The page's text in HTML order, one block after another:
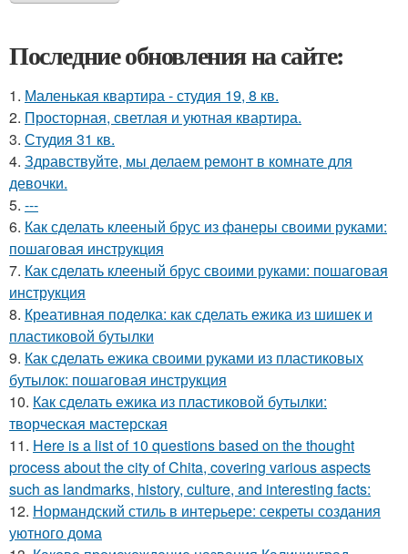
Последние обновления на сайте:
1. Маленькая квартира - студия 19, 8 кв.
2. Просторная, светлая и уютная квартира.
3. Студия 31 кв.
4. Здравствуйте, мы делаем ремонт в комнате для
девочки.
5. ---
6. Как сделать клееный брус из фанеры своими руками:
пошаговая инструкция
7. Как сделать клееный брус своими руками: пошаговая
инструкция
8. Креативная поделка: как сделать ежика из шишек и
пластиковой бутылки
9. Как сделать ежика своими руками из пластиковых
бутылок: пошаговая инструкция
10. Как сделать ежика из пластиковой бутылки:
творческая мастерская
11. Here is a list of 10 questions based on the thought
process about the city of Chita, covering various aspects
such as landmarks, history, culture, and interesting facts:
12. Нормандский стиль в интерьере: секреты создания
уютного дома